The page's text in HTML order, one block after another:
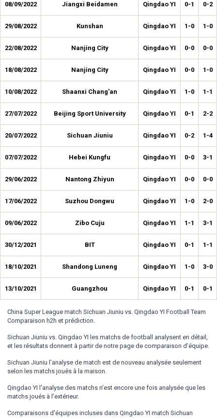
08/09/2022 Jiangxi Beidamen Qingdao YI 0-1 0-2
29/08/2022 Kunshan Qingdao YI 1-0 1-0
22/08/2022 Nanjing City Qingdao YI 0-0 0-0
18/08/2022 Nanjing City Qingdao YI 0-0 1-0
10/08/2022 Shaanxi Chang'an Qingdao YI 1-0 1-1
27/07/2022 Beijing Sport University Qingdao YI 0-1 2-2
20/07/2022 Sichuan Jiuniu Qingdao YI 0-2 1-4
07/07/2022 Hebei Kungfu Qingdao YI 0-0 3-1
29/06/2022 Nantong Zhiyun Qingdao YI 0-0 0-0
17/06/2022 Suzhou Dongwu Qingdao YI 1-0 2-0
09/06/2022 Zibo Cuju Qingdao YI 1-1 3-1
30/12/2021 BIT Qingdao YI 0-1 1-1
18/10/2021 Shandong Luneng Qingdao YI 1-0 3-0
13/10/2021 Guangzhou Qingdao YI 0-1 0-1
China Super League match Sichuan Jiuniu vs. Qingdao YI Football Team
Comparaison h2h et prédiction.
Sichuan Jiuniu vs. Qingdao YI les matchs de football analysent en détail,
et les résultats donnent à partir de notre page de comparaison d’équipe.
Sichuan Jiuniu l’analyse de match est de nouveau analysée seulement
selon les matchs joués à la maison.
Qingdao YI l'analyse des matchs n'est encore une fois analysée que les
matchs joués à l’extérieur.
Comparaisons d'équipes incluses dans Qingdao YI match Sichuan